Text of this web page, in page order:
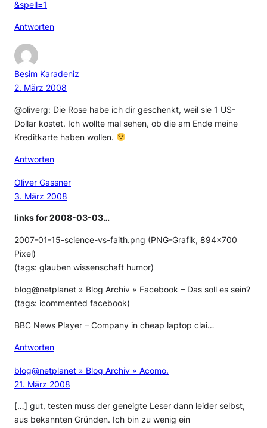
&spell=1
Antworten
Besim Karadeniz
2. März 2008
@oliverg: Die Rose habe ich dir geschenkt, weil sie 1 US-
Dollar kostet. Ich wollte mal sehen, ob die am Ende meine
Kreditkarte haben wollen.
Antworten
Oliver Gassner
3. März 2008
links for 2008-03-03…
2007-01-15-science-vs-faith.png (PNG-Grafik, 894×700
Pixel)
(tags: glauben wissenschaft humor)
blog@netplanet » Blog Archiv » Facebook – Das soll es sein?
(tags: icommented facebook)
BBC News Player – Company in cheap laptop clai…
Antworten
blog@netplanet » Blog Archiv » Acomo.
21. März 2008
[…] gut, testen muss der geneigte Leser dann leider selbst,
aus bekannten Gründen. Ich bin zu wenig ein